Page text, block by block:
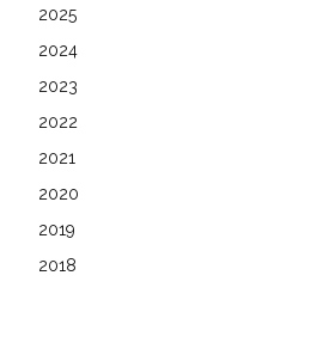
2025
2024
2023
2022
2021
2020
2019
2018